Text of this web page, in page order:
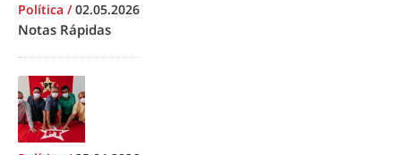
Política /02.05.2026
Notas Rápidas